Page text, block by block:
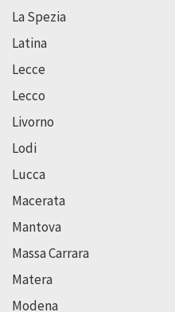
La Spezia
Latina
Lecce
Lecco
Livorno
Lodi
Lucca
Macerata
Mantova
Massa Carrara
Matera
Modena